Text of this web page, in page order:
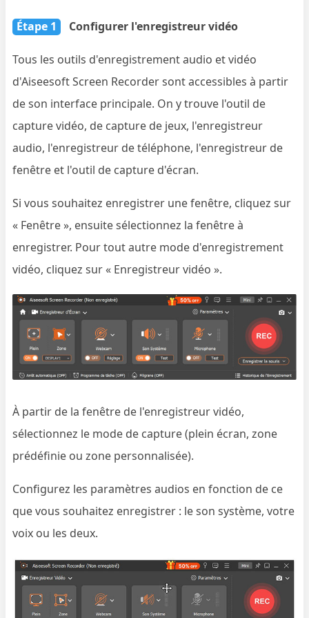
Étape 1 Configurer l'enregistreur vidéo
Tous les outils d'enregistrement audio et vidéo
d'Aiseesoft Screen Recorder sont accessibles à partir
de son interface principale. On y trouve l'outil de
capture vidéo, de capture de jeux, l'enregistreur
audio, l'enregistreur de téléphone, l'enregistreur de
fenêtre et l'outil de capture d'écran.
Si vous souhaitez enregistrer une fenêtre, cliquez sur
« Fenêtre », ensuite sélectionnez la fenêtre à
enregistrer. Pour tout autre mode d'enregistrement
vidéo, cliquez sur « Enregistreur vidéo ».
À partir de la fenêtre de l'enregistreur vidéo,
sélectionnez le mode de capture (plein écran, zone
prédéfinie ou zone personnalisée).
Configurez les paramètres audios en fonction de ce
que vous souhaitez enregistrer : le son système, votre
voix ou les deux.